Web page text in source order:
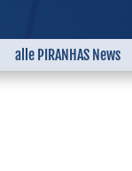
alle PIRANHAS News